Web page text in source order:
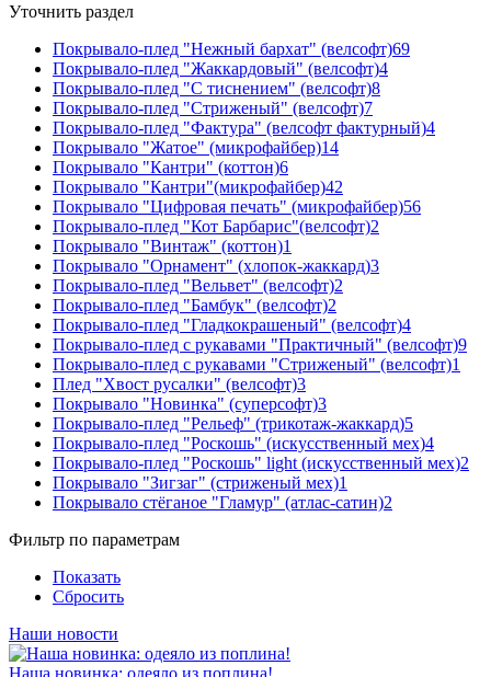
Уточнить раздел
Покрывало-плед "Нежный бархат" (велсофт)69
Покрывало-плед "Жаккардовый" (велсофт)4
Покрывало-плед "С тиснением" (велсофт)8
Покрывало-плед "Стриженый" (велсофт)7
Покрывало-плед "Фактура" (велсофт фактурный)4
Покрывало "Жатое" (микрофайбер)14
Покрывало "Кантри" (коттон)6
Покрывало "Кантри"(микрофайбер)42
Покрывало "Цифровая печать" (микрофайбер)56
Покрывало-плед "Кот Барбарис"(велсофт)2
Покрывало "Винтаж" (коттон)1
Покрывало "Орнамент" (хлопок-жаккард)3
Покрывало-плед "Вельвет" (велсофт)2
Покрывало-плед "Бамбук" (велсофт)2
Покрывало-плед "Гладкокрашеный" (велсофт)4
Покрывало-плед с рукавами "Практичный" (велсофт)9
Покрывало-плед с рукавами "Стриженый" (велсофт)1
Плед "Хвост русалки" (велсофт)3
Покрывало "Новинка" (суперсофт)3
Покрывало-плед "Рельеф" (трикотаж-жаккард)5
Покрывало-плед "Роскошь" (искусственный мех)4
Покрывало-плед "Роскошь" light (искусственный мех)2
Покрывало "Зигзаг" (стриженый мех)1
Покрывало стёганое "Гламур" (атлас-сатин)2
Фильтр по параметрам
Показать
Сбросить
Наши новости
Наша новинка: одеяло из поплина!